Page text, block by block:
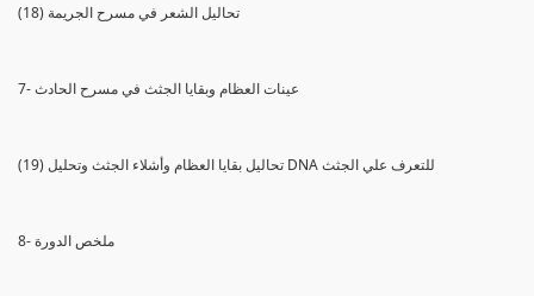
(18) تحاليل الشعر في مسرح الجريمة
7- عينات العظام وبقايا الجثث في مسرح الحادث
(19) تحاليل بقايا العظام وأشلاء الجثث وتحليل DNA للتعرف علي الجثث
8- ملخص الدورة